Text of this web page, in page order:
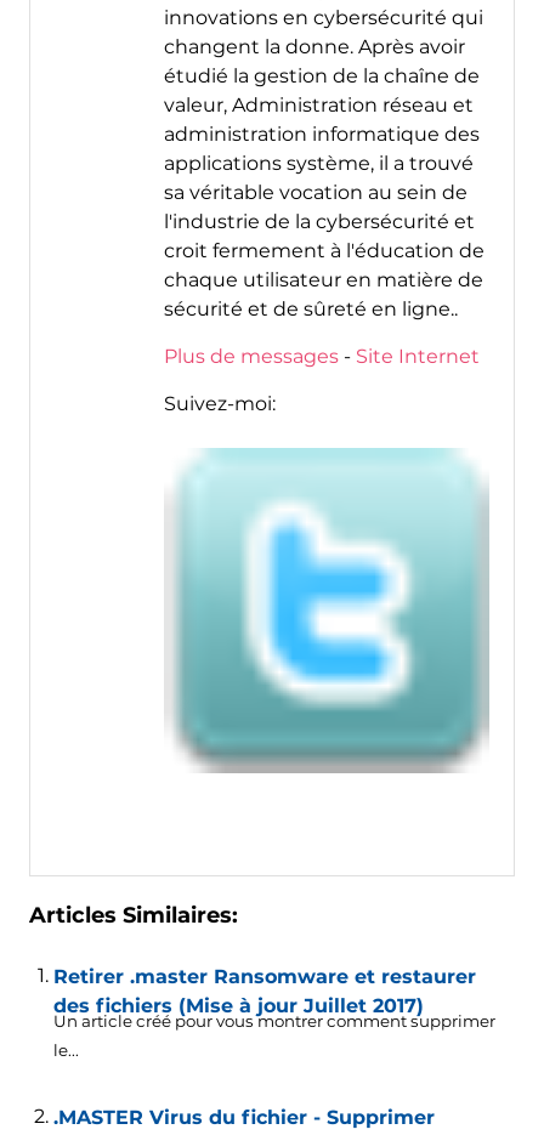
innovations en cybersécurité qui
changent la donne. Après avoir
étudié la gestion de la chaîne de
valeur, Administration réseau et
administration informatique des
applications système, il a trouvé
sa véritable vocation au sein de
l'industrie de la cybersécurité et
croit fermement à l'éducation de
chaque utilisateur en matière de
sécurité et de sûreté en ligne..
Plus de messages- Site Internet
Suivez-moi:
Articles Similaires:
Retirer .master Ransomware et restaurer
des fichiers (Mise à jour Juillet 2017)
Un article créé pour vous montrer comment supprimer
le...
.MASTER Virus du fichier - Supprimer